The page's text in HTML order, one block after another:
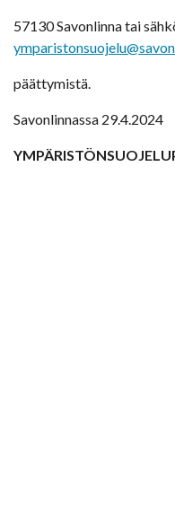
57130 Savonlinna tai
päättymistä.
Savonlinnassa 29.4.2024